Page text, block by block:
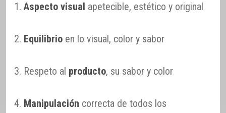
1. Aspecto visual apetecible, estético y original
2. Equilibrio en lo visual, color y sabor
3. Respeto al producto, su sabor y color
4. Manipulación correcta de todos los